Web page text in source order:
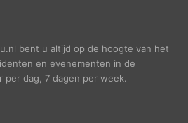
bent u altijd op de hoogte van het
en evenementen in de
per dag, 7 dagen per week.